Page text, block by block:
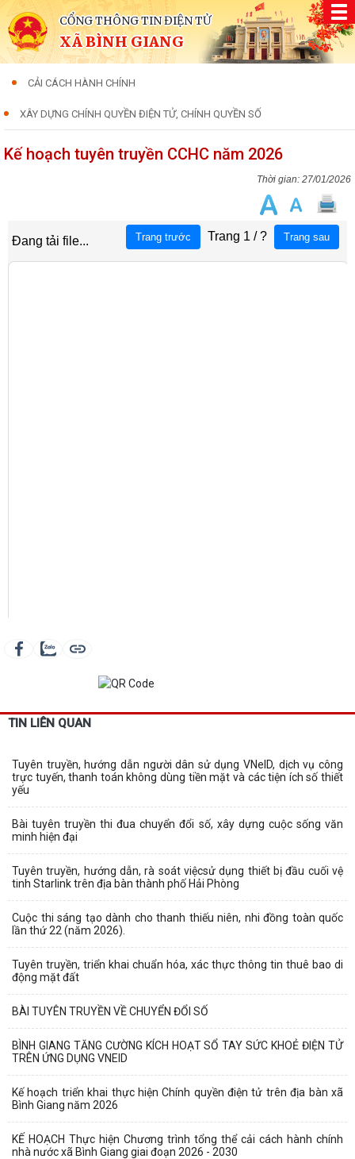
CỔNG THÔNG TIN ĐIỆN TỬ
XÃ BÌNH GIANG
CẢI CÁCH HÀNH CHÍNH
XÂY DỰNG CHÍNH QUYỀN ĐIỆN TỬ, CHÍNH QUYỀN SỐ
Kế hoạch tuyên truyền CCHC năm 2026
27/01/2026
TIN LIÊN QUAN
Tuyên truyền, hướng dẫn người dân sử dụng VNeID, dịch vụ công
trực tuyến, thanh toán không dùng tiền mặt và các tiện ích số thiết
yếu
Bài tuyên truyền thi đua chuyển đổi số, xây dựng cuộc sống văn
minh hiện đại
Tuyên truyền, hướng dẫn, rà soát việcsử dụng thiết bị đầu cuối vệ
tinh Starlink trên địa bàn thành phố Hải Phòng
Cuộc thi sáng tạo dành cho thanh thiếu niên, nhi đồng toàn quốc
lần thứ 22 (năm 2026).
Tuyên truyền, triển khai chuẩn hóa, xác thực thông tin thuê bao di
động mặt đất
BÀI TUYÊN TRUYỀN VỀ CHUYỂN ĐỔI SỐ
BÌNH GIANG TĂNG CƯỜNG KÍCH HOẠT SỔ TAY SỨC KHOẺ ĐIỆN TỬ
TRÊN ỨNG DỤNG VNEID
Kế hoạch triển khai thực hiện Chính quyền điện tử trên địa bàn xã
Bình Giang năm 2026
KẾ HOẠCH Thực hiện Chương trình tổng thể cải cách hành chính
nhà nước xã Bình Giang giai đoạn 2026 - 2030